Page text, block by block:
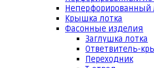
Неперфорированный
Крышка лотка
Фасонные изделия
Заглушка лотка
Ответвитель-
Переходник